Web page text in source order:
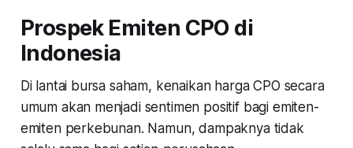
Prospek Emiten CPO di
Indonesia
Di lantai bursa saham, kenaikan harga CPO secara
umum akan menjadi sentimen positif bagi emiten-
emiten perkebunan. Namun, dampaknya tidak